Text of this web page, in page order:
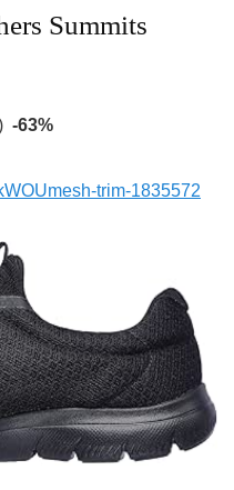
Summits
-63%
trim-1835572